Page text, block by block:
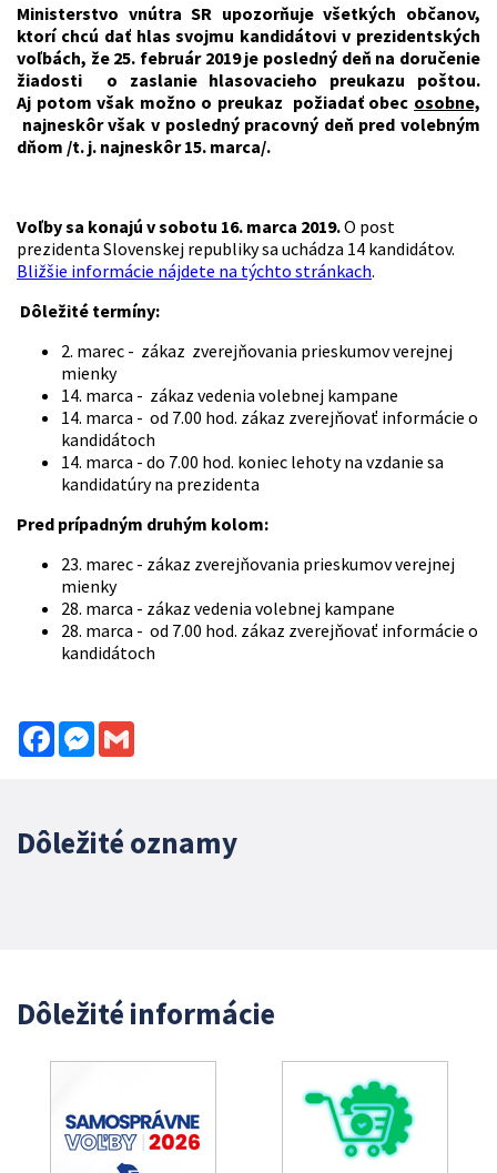
Ministerstvo vnútra SR upozorňuje všetkých občanov,
ktorí chcú dať hlas svojmu kandidátovi v prezidentských
voľbách, že 25. február 2019 je posledný deň na doručenie
žiadosti o zaslanie hlasovacieho preukazu poštou.
Aj potom však možno o preukaz požiadať obec osobne,
najneskôr však v posledný pracovný deň pred volebným
dňom /t. j. najneskôr 15. marca/.
Voľby sa konajú v sobotu 16. marca 2019.O post
prezidenta Slovenskej republiky sa uchádza 14 kandidátov.
Bližšie informácie nájdete na týchto stránkach.
Dôležité termíny:
2. marec - zákaz zverejňovania prieskumov verejnej
mienky
14. marca - zákaz vedenia volebnej kampane
14. marca - od 7.00 hod. zákaz zverejňovať informácie o
kandidátoch
14. marca - do 7.00 hod. koniec lehoty na vzdanie sa
kandidatúry na prezidenta
Pred prípadným druhým kolom:
23. marec - zákaz zverejňovania prieskumov verejnej
mienky
28. marca - zákaz vedenia volebnej kampane
28. marca - od 7.00 hod. zákaz zverejňovať informácie o
kandidátoch
FacebookMessenger
Dôležité oznamy
Dôležité informácie